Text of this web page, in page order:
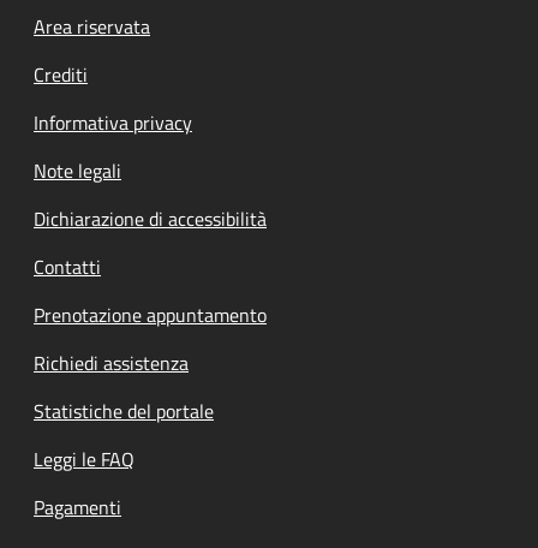
Footer menu
Area riservata
Crediti
Informativa privacy
Note legali
Dichiarazione di accessibilità
Contatti
Prenotazione appuntamento
Richiedi assistenza
Statistiche del portale
Leggi le FAQ
Pagamenti